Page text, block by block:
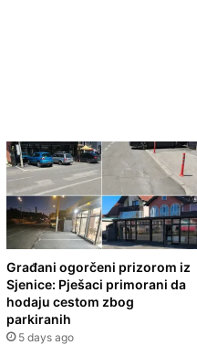
Građani ogorčeni prizorom iz
Sjenice: Pješaci primorani da
hodaju cestom zbog
parkiranih
5 days ago